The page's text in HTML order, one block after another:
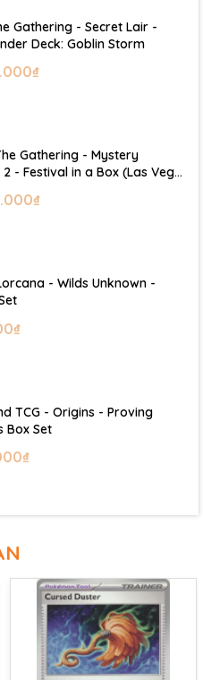
Gathering - Secret Lair -
Deck: Goblin Storm
Gathering - Mystery
- Festival in a Box (Las Vegas
- Wilds Unknown -
TCG - Origins - Proving
Box Set